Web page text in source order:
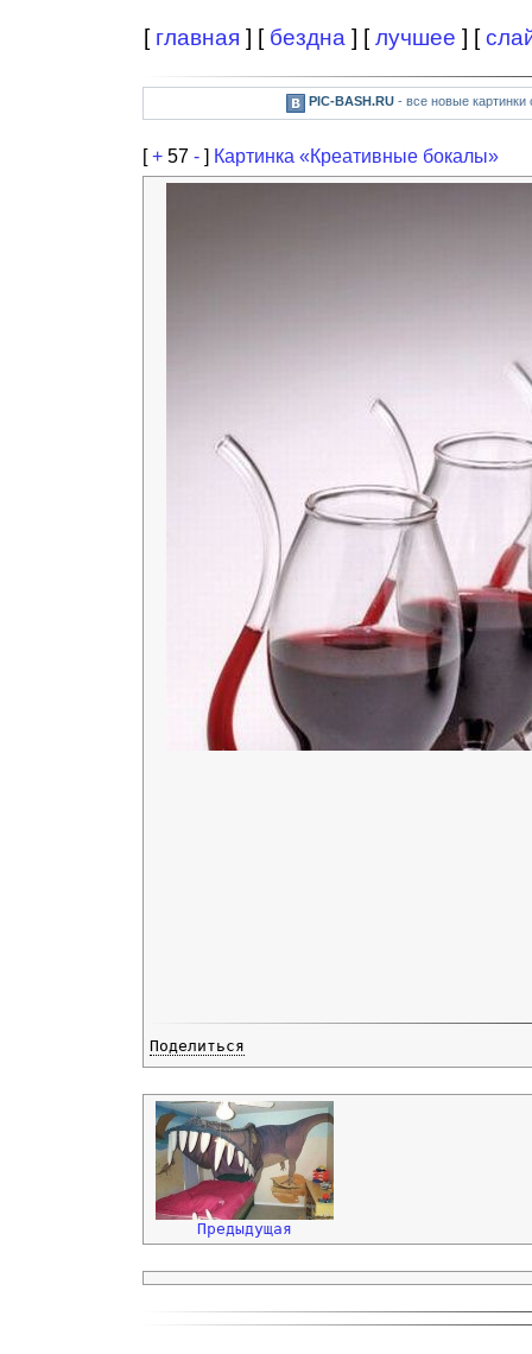
[ главная ] [ бездна ] [лучшее ] [
PIC-BASH.RU- все новые картинки
[+ 57 - ] Картинка «Креативные бокалы»
Поделиться
Предыдущая